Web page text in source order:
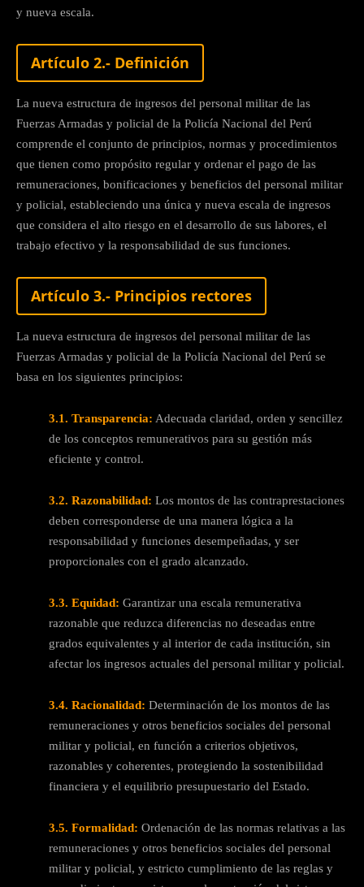
y nueva escala.
Artículo 2.- Definición
La nueva estructura de ingresos del personal militar de las
Fuerzas Armadas y policial de la Policía Nacional del Perú
comprende el conjunto de principios, normas y procedimientos
que tienen como propósito regular y ordenar el pago de las
remuneraciones, bonificaciones y beneficios del personal militar
y policial, estableciendo una única y nueva escala de ingresos
que considera el alto riesgo en el desarrollo de sus labores, el
trabajo efectivo y la responsabilidad de sus funciones.
Artículo 3.- Principios rectores
La nueva estructura de ingresos del personal militar de las
Fuerzas Armadas y policial de la Policía Nacional del Perú se
basa en los siguientes principios:
3.1. Transparencia: Adecuada claridad, orden y sencillez
de los conceptos remunerativos para su gestión más
eficiente y control.
3.2. Razonabilidad: Los montos de las contraprestaciones
deben corresponderse de una manera lógica a la
responsabilidad y funciones desempeñadas, y ser
proporcionales con el grado alcanzado.
3.3. Equidad: Garantizar una escala remunerativa
razonable que reduzca diferencias no deseadas entre
grados equivalentes y al interior de cada institución, sin
afectar los ingresos actuales del personal militar y policial.
3.4. Racionalidad: Determinación de los montos de las
remuneraciones y otros beneficios sociales del personal
militar y policial, en función a criterios objetivos,
razonables y coherentes, protegiendo la sostenibilidad
financiera y el equilibrio presupuestario del Estado.
3.5. Formalidad: Ordenación de las normas relativas a las
remuneraciones y otros beneficios sociales del personal
militar y policial, y estricto cumplimiento de las reglas y